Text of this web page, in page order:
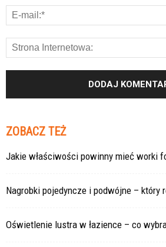
ZOBACZ TEŻ
Jakie właściwości powinny mieć worki
Nagrobki pojedyncze i podwójne – który
Oświetlenie lustra w łazience – co